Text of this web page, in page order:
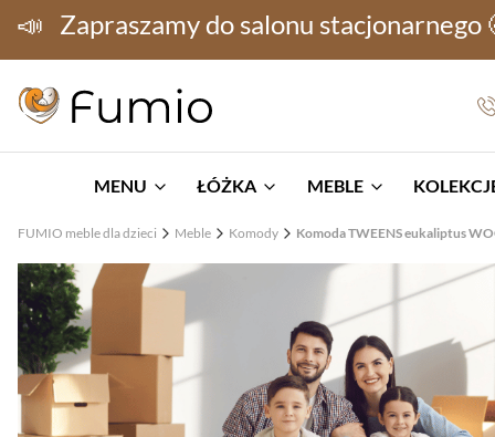
📣 Zapraszamy do salonu stacjonarnego
MENU ŁÓŻKA MEBLE
FUMIO meble dla dzieci Meble Komody Komoda TWEENS eukaliptus